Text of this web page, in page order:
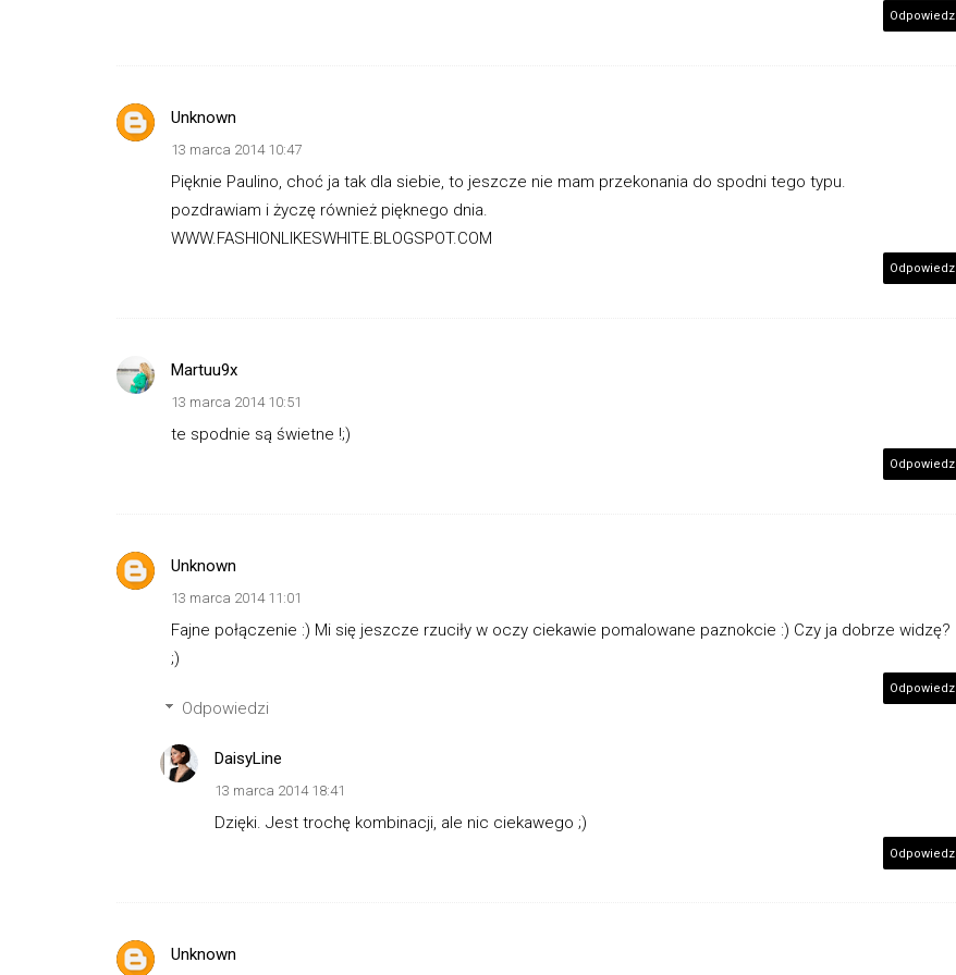
Odpowiedz
Unknown
13 marca 2014 10:47
Pięknie Paulino, choć ja tak dla siebie, to jeszcze nie mam przekonania do spodni tego typu.
pozdrawiam i życzę również pięknego dnia.
WWW.FASHIONLIKESWHITE.BLOGSPOT.COM
Odpowiedz
Martuu9x
13 marca 2014 10:51
te spodnie są świetne !;)
Odpowiedz
Unknown
13 marca 2014 11:01
Fajne połączenie :) Mi się jeszcze rzuciły w oczy ciekawie pomalowane paznokcie :) Czy ja dobrze widzę?
;)
Odpowiedz
Odpowiedzi
DaisyLine
13 marca 2014 18:41
Dzięki. Jest trochę kombinacji, ale nic ciekawego ;)
Odpowiedz
Unknown